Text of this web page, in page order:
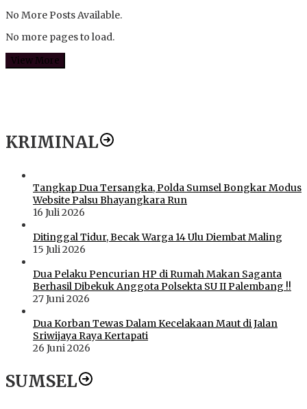
No More Posts Available.
No more pages to load.
View More
KRIMINAL
Tangkap Dua Tersangka, Polda Sumsel Bongkar Modus
Website Palsu Bhayangkara Run
16 Juli 2026
Ditinggal Tidur, Becak Warga 14 Ulu Diembat Maling
15 Juli 2026
Dua Pelaku Pencurian HP di Rumah Makan Saganta
Berhasil Dibekuk Anggota Polsekta SU II Palembang !!
27 Juni 2026
Dua Korban Tewas Dalam Kecelakaan Maut di Jalan
Sriwijaya Raya Kertapati
26 Juni 2026
SUMSEL